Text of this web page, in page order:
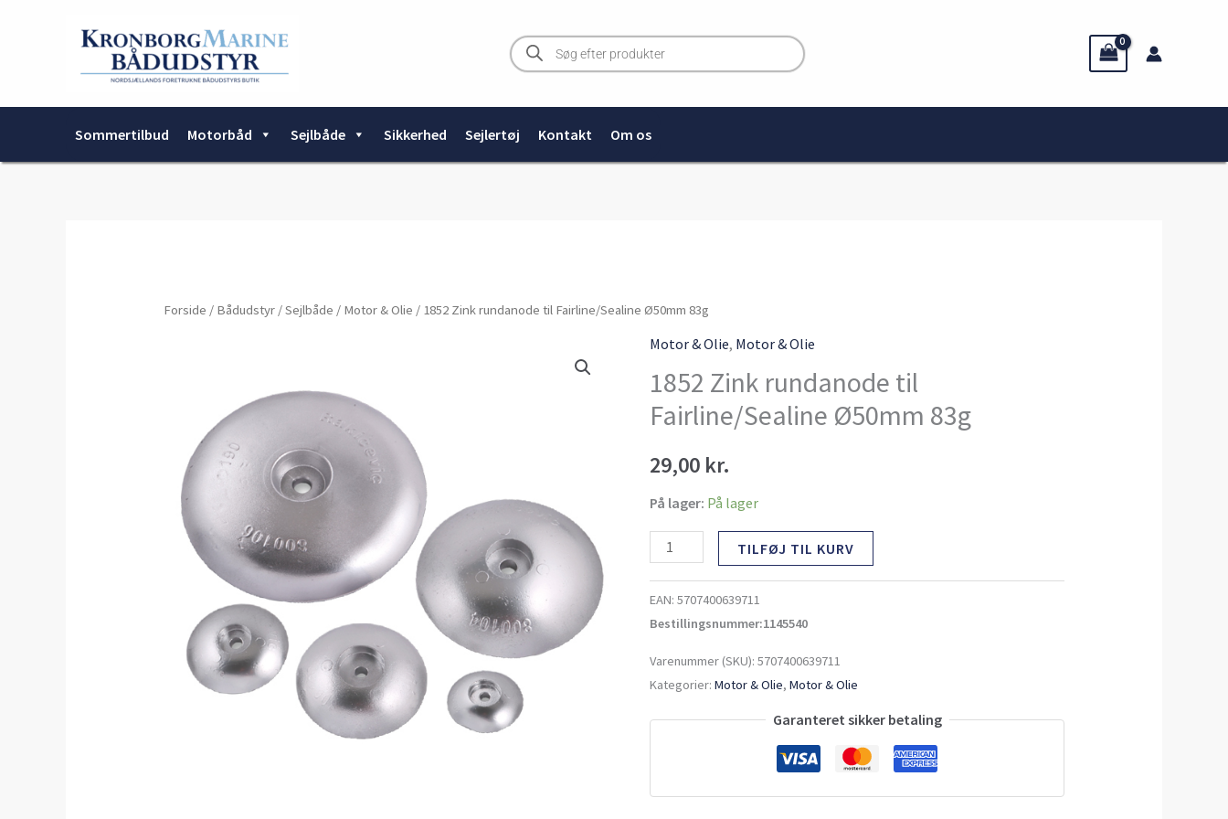
Products
search
Sommertilbud Motorbåd Sejlbåde Sikkerhed Sejlertøj Kontakt Om os
Forside / Bådudstyr/Sejlbåde / Motor & Olie / 1852 Zink rundanode til Fairline/Sealine Ø50mm 83g
Motor & Olie, Motor & Olie
1852 Zink rundanode til
Fairline/Sealine Ø50mm 83g
29,00 kr.
På lager: På lager
1852
Zink
til
Fairline/Sealine
83g
antal
TILFØJ TIL KURV
EAN:5707400639711
Bestillingsnummer:1145540
Varenummer (SKU):5707400639711
Kategorier:Motor & Olie,Motor & Olie
Garanteret sikker betaling